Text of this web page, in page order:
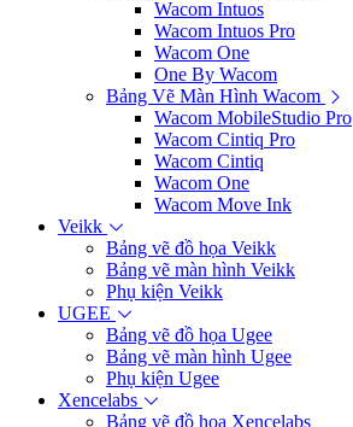
Wacom Intuos
Wacom Intuos Pro
Wacom One
One By Wacom
Bảng Vẽ Màn Hình Wacom
Wacom MobileStudio Pro
Wacom Cintiq Pro
Wacom Cintiq
Wacom One
Wacom Move Ink
Veikk
Bảng vẽ đồ họa Veikk
Bảng vẽ màn hình Veikk
Phụ kiện Veikk
UGEE
Bảng vẽ đồ họa Ugee
Bảng vẽ màn hình Ugee
Phụ kiện Ugee
Xencelabs
Bảng vẽ đồ họa Xencelabs